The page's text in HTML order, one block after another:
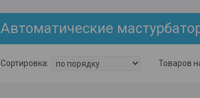
Автоматические